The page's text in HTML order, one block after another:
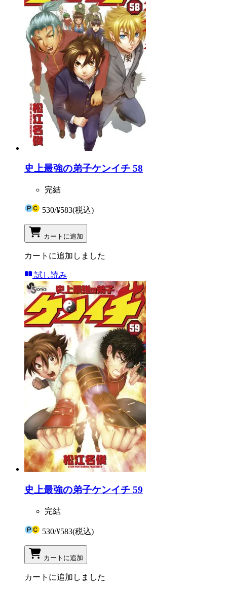
史上最強の弟子ケンイチ 58
完結
530/¥583(税込)
カートに追加
カートに追加しました
試し読み
史上最強の弟子ケンイチ 59
完結
530/¥583(税込)
カートに追加
カートに追加しました